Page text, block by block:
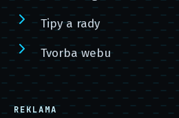
Tipy a rady
Tvorba webu
REKLAMA